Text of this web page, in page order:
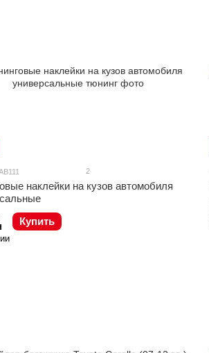
2
наклейки на кузов автомобиля
Купить